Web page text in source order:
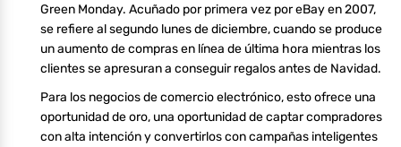
Green Monday. Acuñado por primera vez por eBay en 2007,
se refiere al segundo lunes de diciembre, cuando se produce
un aumento de compras en línea de última hora mientras los
clientes se apresuran a conseguir regalos antes de Navidad.
Para los negocios de comercio electrónico, esto ofrece una
oportunidad de oro, una oportunidad de captar compradores
con alta intención y convertirlos con campañas inteligentes